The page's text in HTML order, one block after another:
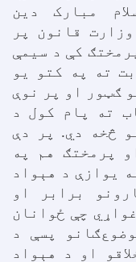
مبارک دین
قانون پر
کې د سيمې
ته په کتو يو
ګټور او پر نوې
ته پام کول د
څخه دي. پر دې
پرمختګ هم په
یوازې د هېواد
برابر او
چې ځوانان
پسې د
او د هېواد